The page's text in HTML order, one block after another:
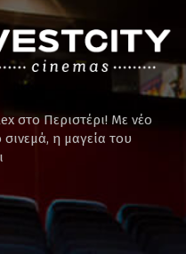
στο Περιστέρι! Mε νέο
η μαγεία του